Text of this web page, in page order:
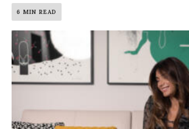
6 MIN READ